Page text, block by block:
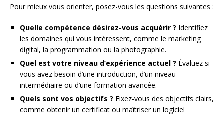
Pour mieux vous orienter, posez-vous les questions suivantes :
Quelle compétence désirez-vous acquérir ? Identifiez
les domaines qui vous intéressent, comme le marketing
digital, la programmation ou la photographie.
Quel est votre niveau d’expérience actuel ? Évaluez si
vous avez besoin d’une introduction, d’un niveau
intermédiaire ou d’une formation avancée.
Quels sont vos objectifs ? Fixez-vous des objectifs clairs,
comme obtenir un certificat ou maîtriser un logiciel